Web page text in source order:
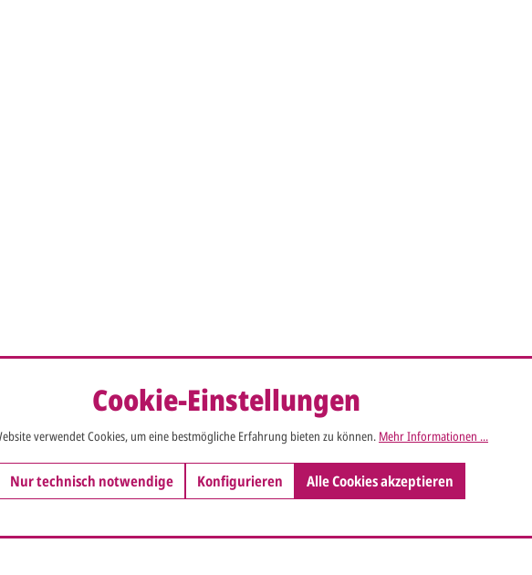
Cookie-Einstellungen
verwendet Cookies, um eine bestmögliche Erfahrung bieten zu können. Mehr Informationen ...
Nur technisch notwendige Konfigurieren Alle Cookies akzeptieren